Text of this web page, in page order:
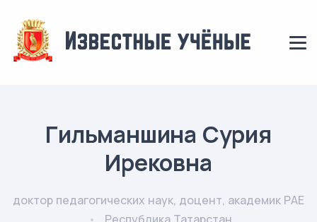
Гильманшина Сурия
Ирековна
доктор педагогических наук, доцент, академик РАЕ